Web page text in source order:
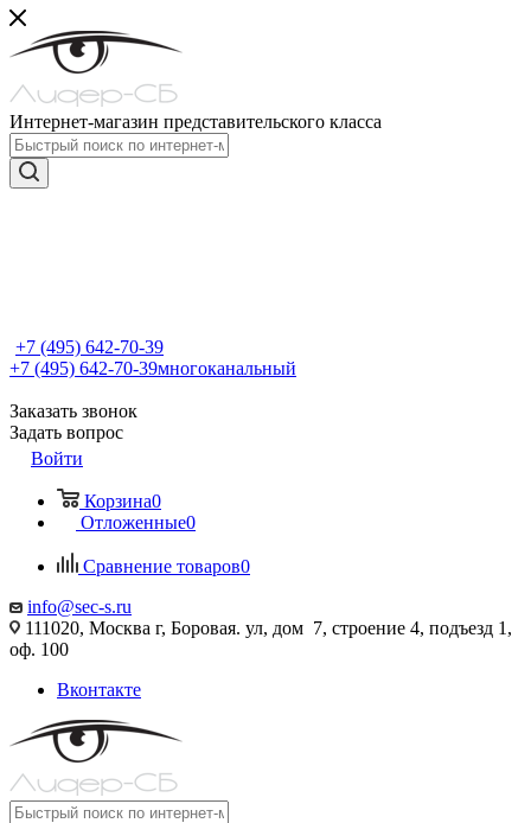
Интернет-магазин представительского класса
+7 (495) 642-70-39
+7 (495) 642-70-39многоканальный
Заказать звонок
Задать вопрос
Войти
Корзина0
Отложенные0
Сравнение товаров0
info@sec-s.ru
111020, Москва г, Боровая. ул, дом 7, строение 4, подъезд 1,
оф. 100
Вконтакте